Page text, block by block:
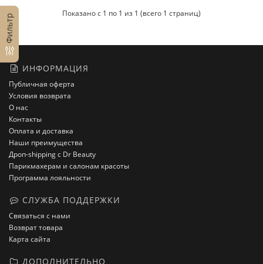
Фильтр Показано с 1 по 1 из 1 (всего 1 страниц)
ИНФОРМАЦИЯ
Публичная оферта
Условия возврата
О нас
Контакты
Оплата и доставка
Наши преимущества
Дроп-shipping с Dr Beauty
Парикмахерам и салонам красоты
Программа лояльности
СЛУЖБА ПОДДЕРЖКИ
Связаться с нами
Возврат товара
Карта сайта
ДОПОЛНИТЕЛЬНО